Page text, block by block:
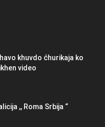
khuvdo ćhurikaja ko
video
,, Roma Srbija “